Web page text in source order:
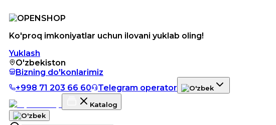
Ko'proq imkoniyatlar uchun ilovani yuklab oling!
Yuklash
O'zbekiston
Bizning do'konlarimiz
+998 71 203 66 60
Telegram operator
Katalog